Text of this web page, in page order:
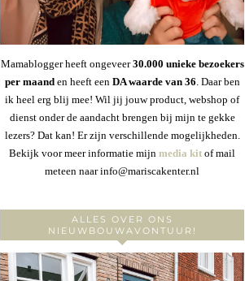
Mamablogger heeft ongeveer30.000 unieke bezoekers
per maanden heeft een DA waarde van 36. Daar ben
ik heel erg blij mee! Wil jij jouw product, webshop of
dienst onder de aandacht brengen bij mijn te gekke
lezers? Dat kan! Er zijn verschillende mogelijkheden.
Bekijk voor meer informatie mijn media kit of mail
meteen naar info@mariscakenter.nl
ALLES OVER ONS
NIEUWBOUWAVONTUUR!